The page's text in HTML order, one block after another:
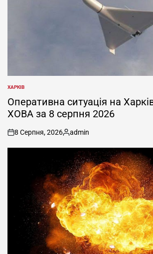
ОПУБЛІКУВАТИ
У
ХАРКІВ
Оперативна ситуація на
ХОВА за 8 серпня 2026
on
8 Серпня, 2026
Опубліковано
admin